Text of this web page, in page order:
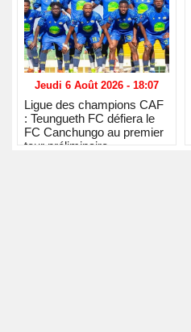
Jeudi 6 Août 2026 - 18:07
Ligue des champions CAF
: Teungueth FC défiera le
FC Canchungo au premier
tour préliminaire